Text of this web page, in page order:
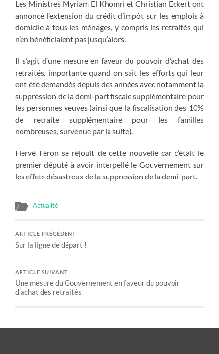
Les Ministres Myriam El Khomri et Christian Eckert ont
annoncé l’extension du crédit d’impôt sur les emplois à
domicile à tous les ménages, y compris les retraités qui
n’en bénéficiaient pas jusqu’alors.
Il s’agit d’une mesure en faveur du pouvoir d’achat des
retraités, importante quand on sait les efforts qui leur
ont été demandés depuis des années avec notamment la
suppression de la demi-part fiscale supplémentaire pour
les personnes veuves (ainsi que la fiscalisation des 10%
de retraite supplémentaire pour les familles
nombreuses, survenue par la suite).
Hervé Féron se réjouit de cette nouvelle car c’était le
premier député à avoir interpellé le Gouvernement sur
les effets désastreux de la suppression de la demi-part.
Actualité
ARTICLE PRÉCÉDENT
Sur la ligne de départ !
ARTICLE SUIVANT
Une mesure du Gouvernement en faveur du pouvoir
d’achat des retraités